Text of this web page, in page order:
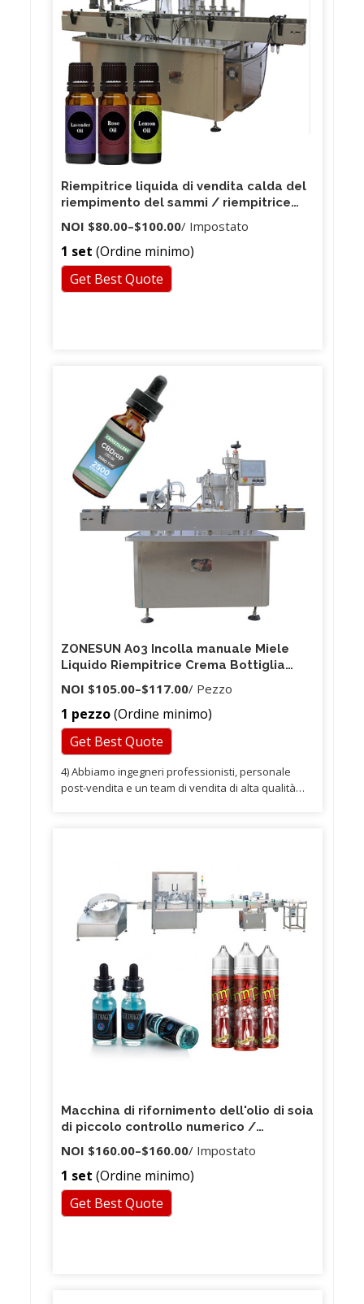
Riempitrice liquida di vendita calda del
riempimento del sammi / riempitrice
della bottiglia dell'animale domestico
della soda / riempitrice della fiala del
profumo
NOI $80.00–$100.00/ Impostato
1 set (Ordine minimo)
Get Best Quote
ZONESUN A03 Incolla manuale Miele
Liquido Riempitrice Crema Bottiglia
Smalto 5-50 ml Robot da cucina
NOI $105.00–$117.00/ Pezzo
1 pezzo(Ordine minimo)
Get Best Quote
4) Abbiamo ingegneri professionisti, personale
post-vendita e un team di vendita di alta qualità
ai nostri clienti un valore aggiunto fornendo una
base di attrezzature per l'imballaggio di alta qualità
ed alta efficienza a prezzi competitivi.
Macchina di rifornimento dell'olio di soia
di piccolo controllo numerico /
macchina di rifornimento liquida delle
piccole bustine / macchina di
rifornimento liquida delle fiale
NOI $160.00–$160.00/ Impostato
1 set (Ordine minimo)
Get Best Quote